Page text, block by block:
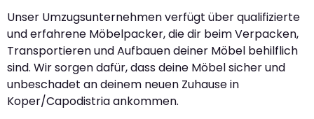
Unser Umzugsunternehmen verfügt über qualifizierte
und erfahrene Möbelpacker, die dir beim Verpacken,
Transportieren und Aufbauen deiner Möbel behilflich
sind. Wir sorgen dafür, dass deine Möbel sicher und
unbeschadet an deinem neuen Zuhause in
Koper/Capodistria ankommen.